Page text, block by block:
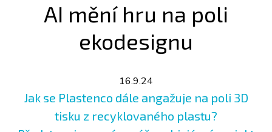
AI mění hru na poli
ekodesignu
16.9.24
Jak se Plastenco dále angažuje na poli 3D
tisku z recyklovaného plastu?